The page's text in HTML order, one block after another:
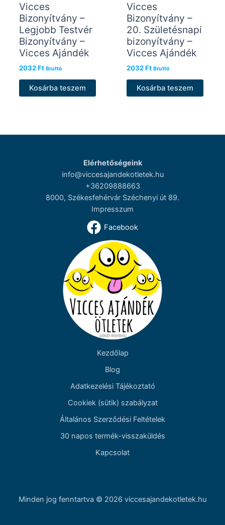
Vicces
Bizonyítvány –
Legjobb Testvér
Bizonyítvány –
Vicces Ajándék
2032Ft Bruttó
Kosárba teszem
Vicces
Bizonyítvány –
20. Születésnapi
bizonyítvány –
Vicces Ajándék
2032Ft Bruttó
Kosárba teszem
Elérhetőségeink
info@viccesajandekotletek.hu
+36209888663
8000, Székesfehérvár Széchenyi út 89.
Impresszum
Facebook
Kezdőlap
Blog
Adatkezelési Tájékoztató
Cookiek (sütik) szabályzat
Általános Szerződési Feltételek
30 napos termék-visszaküldés
Kapcsolat
Minden jog fenntartva © 2026 viccesajandekotletek.hu